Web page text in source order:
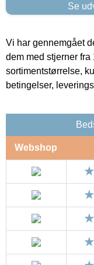
Se
Vi har gennemgået
dem med stjerner
sortimentstørrelse,
betingelser,
Webshop